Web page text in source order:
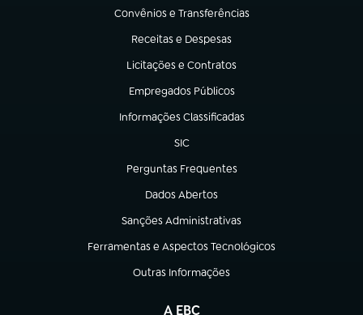
Convênios e Transferências
(abre em nova aba)
Receitas e Despesas
(abre em nova aba)
Licitações e Contratos
(abre em nova aba)
Empregados Públicos
(abre em nova aba)
Informações Classificadas
(abre em nova aba)
SIC
(abre em nova aba)
Perguntas Frequentes
(abre em nova aba)
Dados Abertos
(abre em nova aba)
Sanções Administrativas
(abre em nova aba)
Ferramentas e Aspectos Tecnológicos
(abre em nova aba)
Outras Informações
(abre em nova aba)
A EBC